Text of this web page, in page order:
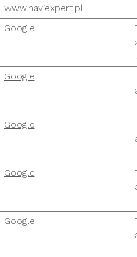
www.naviexpert.pl
Google
Google
Google
Google
Google